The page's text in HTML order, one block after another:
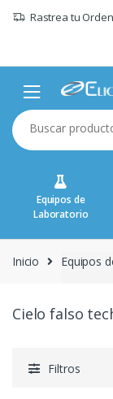
Rastrea tu Orden
Buscar
por:
Equipos de
Laboratorio
Inicio Equipos
Cielo falso
Filtros